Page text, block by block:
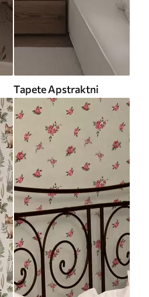
Tapete Apstraktni